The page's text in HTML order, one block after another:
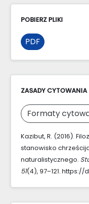
POBIERZ PLIKI
PDF
ZASADY CYTOWANIA
Formaty
Kazibut, R. (2016).
stanowisko
naturalistycznego.
51(4), 97–121. https://